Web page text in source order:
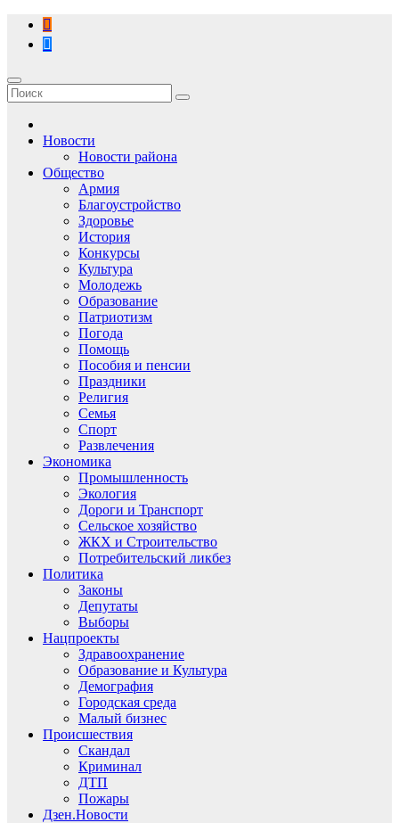
Перейти
содержимому
Новости
Новости района
Общество
Армия
Благоустройство
Здоровье
История
Конкурсы
Культура
Молодежь
Образование
Патриотизм
Погода
Помощь
Пособия и пенсии
Праздники
Религия
Семья
Спорт
Развлечения
Экономика
Промышленность
Экология
Дороги и Транспорт
Сельское хозяйство
ЖКХ и Строительство
Потребительский ликбез
Политика
Законы
Депутаты
Выборы
Нацпроекты
Здравоохранение
Образование и Культура
Демография
Городская среда
Малый бизнес
Происшествия
Скандал
Криминал
ДТП
Пожары
Дзен.Новости